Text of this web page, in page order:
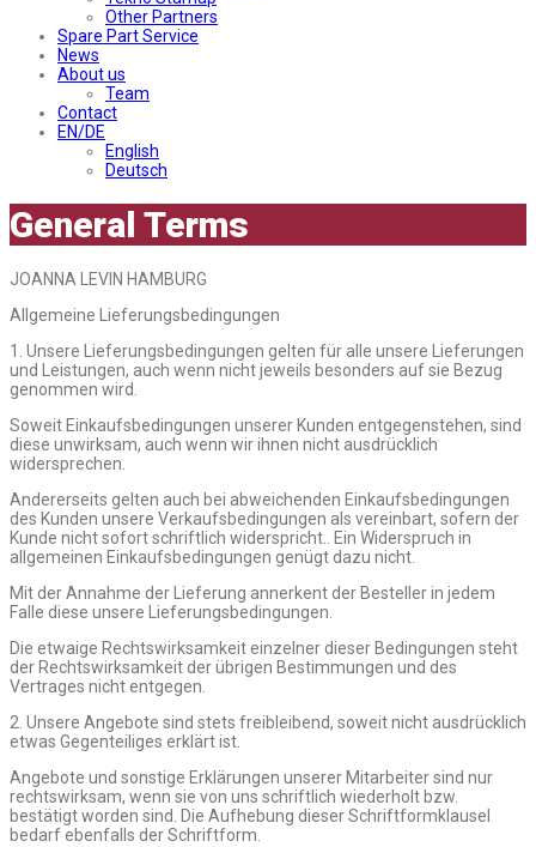
Other Partners
Spare Part Service
News
About us
Team
Contact
EN/DE
English
Deutsch
General Terms
JOANNA LEVIN HAMBURG
Allgemeine Lieferungsbedingungen
1. Unsere Lieferungsbedingungen gelten für alle unsere Lieferungen
und Leistungen, auch wenn nicht jeweils besonders auf sie Bezug
genommen wird.
Soweit Einkaufsbedingungen unserer Kunden entgegenstehen, sind
diese unwirksam, auch wenn wir ihnen nicht ausdrücklich
widersprechen.
Andererseits gelten auch bei abweichenden Einkaufsbedingungen
des Kunden unsere Verkaufsbedingungen als vereinbart, sofern der
Kunde nicht sofort schriftlich widerspricht.. Ein Widerspruch in
allgemeinen Einkaufsbedingungen genügt dazu nicht.
Mit der Annahme der Lieferung annerkent der Besteller in jedem
Falle diese unsere Lieferungsbedingungen.
Die etwaige Rechtswirksamkeit einzelner dieser Bedingungen steht
der Rechtswirksamkeit der übrigen Bestimmungen und des
Vertrages nicht entgegen.
2. Unsere Angebote sind stets freibleibend, soweit nicht ausdrücklich
etwas Gegenteiliges erklärt ist.
Angebote und sonstige Erklärungen unserer Mitarbeiter sind nur
rechtswirksam, wenn sie von uns schriftlich wiederholt bzw.
bestätigt worden sind. Die Aufhebung dieser Schriftformklausel
bedarf ebenfalls der Schriftform.